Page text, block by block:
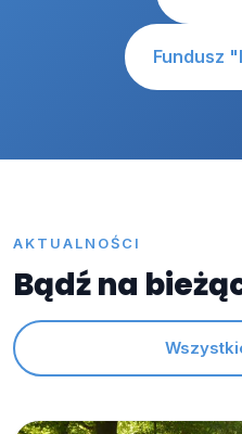
Fundusz
AKTUALNOŚCI
Bądź na